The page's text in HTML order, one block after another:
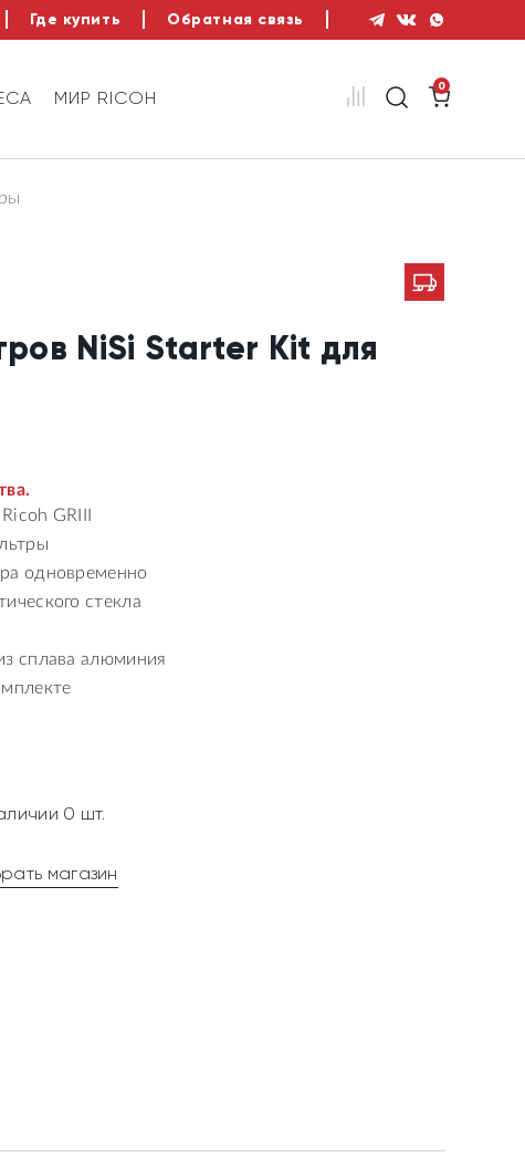
Где купить Обратная связь
МИР RICOH
0
NiSi Starter Kit для
GRIII
одновременно
стекла
сплава алюминия
0 шт.
магазин